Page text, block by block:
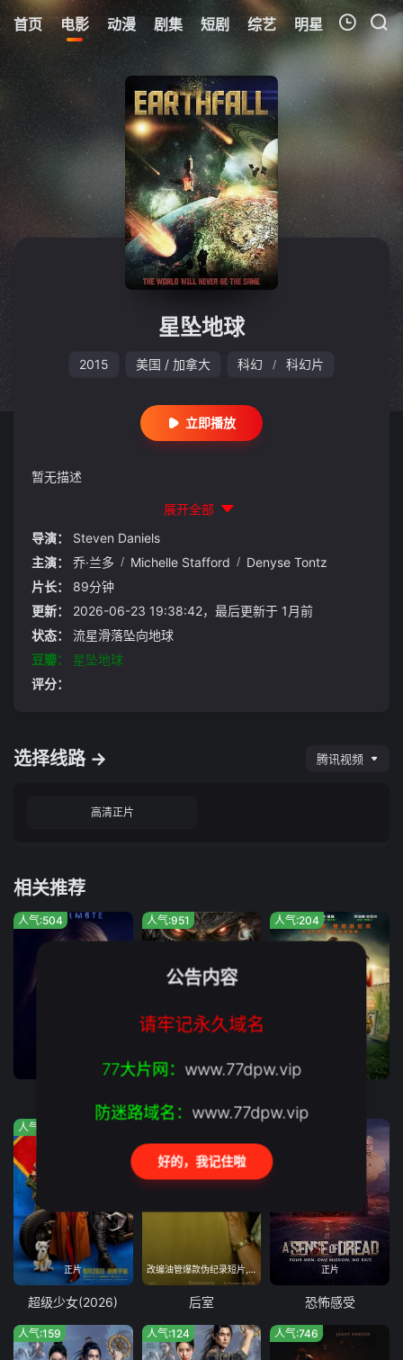
首页 电影 动漫 剧集 短剧 综艺 明星 周表
我的观影记录
暂无观看影片的记录
星坠地球
2015 美国 / 加拿大 科幻 / 科幻片
立即播放
暂无描述
展开全部
导演：
Steven Daniels
主演：
乔·兰多 / Michelle Stafford / Denyse Tontz
片长：
89分钟
更新：
2026-06-23 19:38:42，最后更新于 1月前
状态：
流星滑落坠向地球
豆瓣：
星坠地球
评分：
选择线路 → 腾讯视频
高清正片
相关推荐
人气:504 人气:951 人气:204
正片
人气:1141
超级少女(2026)
改编油管爆款伪纪录短片,融合都市传说与科幻心理恐怖
后室
正片
人气:355
恐怖感受
人气:159 人气:124 人气:746
公告内容
请牢记永久域名
77大片网： www.77dpw.vip
防迷路域名： www.77dpw.vip
好的，我记住啦